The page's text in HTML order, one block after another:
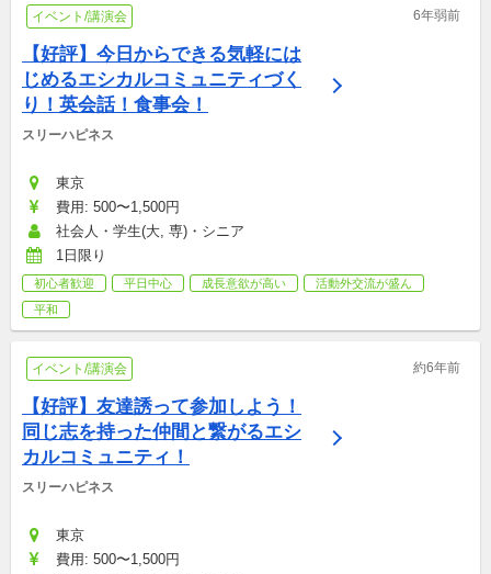
イベント/講演会 6年弱前
【好評】今日からできる気軽には
じめるエシカルコミュニティづく
り！英会話！食事会！
スリーハピネス
東京
費用: 500〜1,500円
社会人・学生(大, 専)・シニア
1日限り
初心者歓迎 平日中心 成長意欲が高い
活動外交流が盛ん
平和
イベント/講演会 約6年前
【好評】友達誘って参加しよう！
同じ志を持った仲間と繋がるエシ
カルコミュニティ！
スリーハピネス
東京
費用: 500〜1,500円